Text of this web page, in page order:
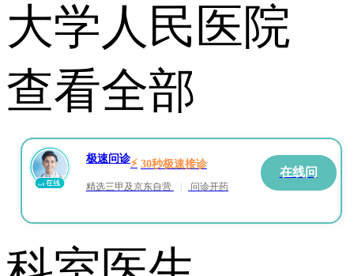
大学人民医院
查看全部
极速问诊⚡ 30秒极速接诊
精选三甲及京东自营 问诊开药
在线问